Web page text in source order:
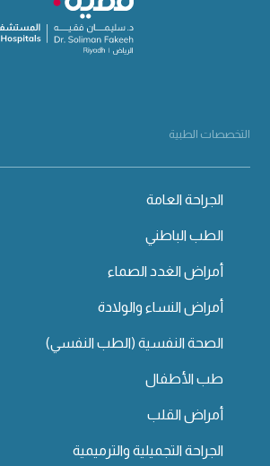
التخصصات الطبية
الجراحة العامة
الطب الباطني
أمراض الغدد الصماء
أمراض النساء والولادة
الصحة النفسية (الطب النفسي)
طب الأطفال
أمراض القلب
الجراحة التجميلية والترميمية